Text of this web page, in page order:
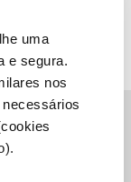
uma
e segura.
nos
de chamadas
alguém me liga
para o
do seu telefone